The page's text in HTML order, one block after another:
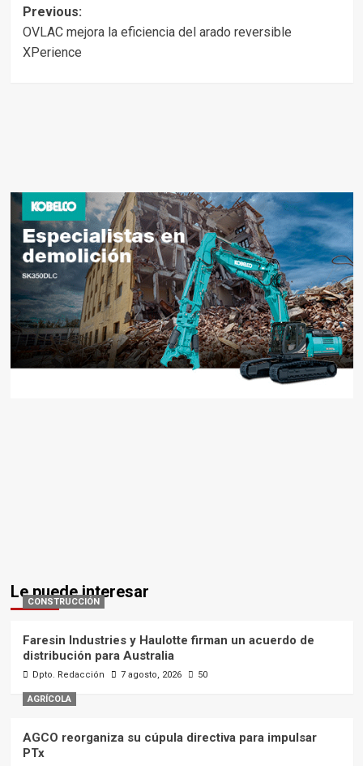
Post
navigation
Previous:
OVLAC mejora la eficiencia del arado reversible
XPerience
Le puede interesar
CONSTRUCCIÓN
Faresin Industries y Haulotte firman un acuerdo de
distribución para Australia
Dpto. Redacción 7 agosto, 2026 50
AGRÍCOLA
AGCO reorganiza su cúpula directiva para impulsar
PTx